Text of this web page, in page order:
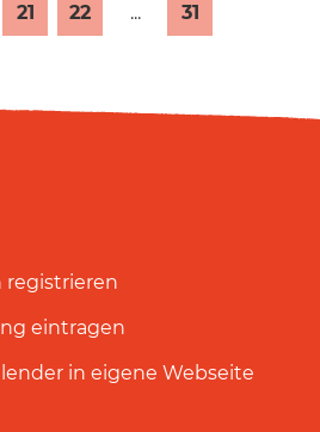
21 22 ... 31
registrieren
eintragen
in eigene Webseite